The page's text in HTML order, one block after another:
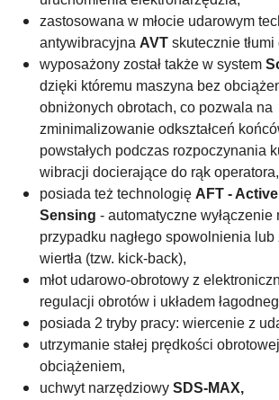
zastosowana w młocie udarowym
antywibracyjna AVT skutecznie tłumi
wyposażony został także w system
dzięki któremu maszyna bez
obniżonych obrotach, co pozwala na
zminimalizowanie odkształceń
powstałych podczas rozpoczynania
wibracji docierające do rąk operatora,
posiada też technologię AFT -
Sensing - automatyczne wyłączenie
przypadku nagłego spowolnienia lub
wiertła (tzw. kick-back),
młot udarowo-obrotowy z
regulacji obrotów i układem
posiada 2 tryby pracy: wiercenie z
utrzymanie stałej prędkości
obciążeniem,
uchwyt narzędziowy SDS-MAX,